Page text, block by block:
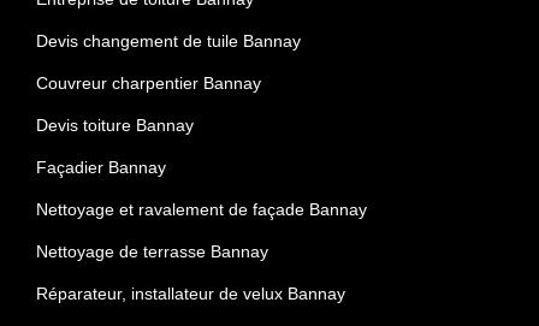
Devis changement de tuile Bannay
Couvreur charpentier Bannay
Devis toiture Bannay
Façadier Bannay
Nettoyage et ravalement de façade Bannay
Nettoyage de terrasse Bannay
Réparateur, installateur de velux Bannay